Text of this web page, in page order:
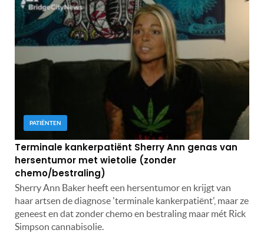
PATIËNTEN
Terminale kankerpatiënt Sherry Ann genas van
hersentumor met wietolie (zonder
chemo/bestraling)
Sherry Ann Baker heeft een hersentumor en krijgt van
haar artsen de diagnose 'terminale kankerpatiënt', maar ze
geneest en dat zonder chemo en bestraling maar mét Rick
Simpson cannabisolie.